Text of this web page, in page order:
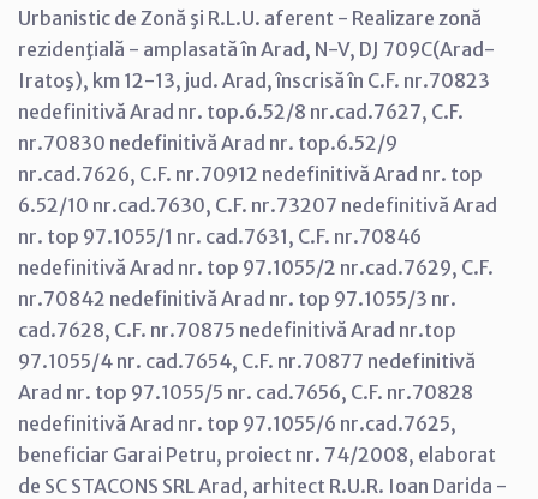
Urbanistic de Zonă şi R.L.U. aferent - Realizare zonă
rezidenţială - amplasată în Arad, N-V, DJ 709C(Arad-
Iratoş), km 12-13, jud. Arad, înscrisă în C.F. nr.70823
nedefinitivă Arad nr. top.6.52/8 nr.cad.7627, C.F.
nr.70830 nedefinitivă Arad nr. top.6.52/9
nr.cad.7626, C.F. nr.70912 nedefinitivă Arad nr. top
6.52/10 nr.cad.7630, C.F. nr.73207 nedefinitivă Arad
nr. top 97.1055/1 nr. cad.7631, C.F. nr.70846
nedefinitivă Arad nr. top 97.1055/2 nr.cad.7629, C.F.
nr.70842 nedefinitivă Arad nr. top 97.1055/3 nr.
cad.7628, C.F. nr.70875 nedefinitivă Arad nr.top
97.1055/4 nr. cad.7654, C.F. nr.70877 nedefinitivă
Arad nr. top 97.1055/5 nr. cad.7656, C.F. nr.70828
nedefinitivă Arad nr. top 97.1055/6 nr.cad.7625,
beneficiar Garai Petru, proiect nr. 74/2008, elaborat
de SC STACONS SRL Arad, arhitect R.U.R. Ioan Darida -